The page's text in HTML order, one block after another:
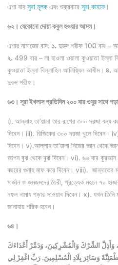
এশা বাদ সুরা মূলক এবং শুক্রবারে সুরা কাহাফ।
৬২। যেকোনো দোয়া কবুল হওয়ার আমল।
এশার নামাজের বাদ: ১. দুরুদ শরীফ 100 বার –
২. 499 বার – লা হাওলা ওয়ালা কুওয়াতা ইল্লা
কুওয়াতা ইল্লা বিল্লাহিল আলিয়্যিল আযীম। ৪.
দুরুদ শরীফ।
৬৩। সূরা ইখলাস প্রতিদিন ২০০ বার ওযুর সাথে
i). আল্লাহ তা’য়ালা তার রাগের ৩০০ দরজা
দিবেন। iii). রিজিকের ৩০০ দরজা খুলে দিবেন।
দিবেন। v).আল্লাহ তা’য়ালা নিজের জ্ঞান থেকে
আপন বুঝ থেকে বুঝ দিবেন। vi). ৬৬ বার কুরআন
বছরের গুনাহ মাফ করে দিবেন। viii). জান্নাতের
মার্জান ও জমজমদের তৈরী, প্রত্যেক মহলে ৭০
নফল নামায পড়ার সাওয়াব দিবেন। x). যখন তিনি
জানাযায় শরিক হবেন।
৬৪।
وَأَذِلَّ الشِّرْكَ وَالْمُشْرِكِينَ، وَدَمِّرْ أَعْدَاءَكَ
وَسَائِرَ بِلَادِ الْمُسْلِمِينَ. رَبِّ اغْفِرْ لِي